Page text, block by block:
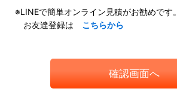
※LINEで簡単オンライン見積がお勧めです。
お友達登録は こちらから
確認画面へ